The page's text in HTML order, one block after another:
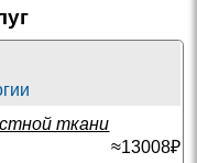
ткани
≈13008₽